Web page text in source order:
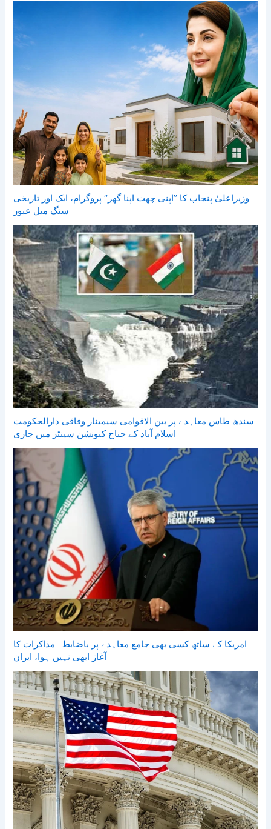
وزیراعلیٰ پنجاب کا ’’اپنی چھت اپنا گھر‘‘ پروگرام، ایک اور تاریخی
سنگ میل عبور
سندھ طاس معاہدے پر بین الاقوامی سیمینار وفاقی دارالحکومت
اسلام آباد کے جناح کنونشن سینٹر میں جاری
امریکا کے ساتھ کسی بھی جامع معاہدے پر باضابطہ مذاکرات کا
آغاز ابھی نہیں ہوا، ایران